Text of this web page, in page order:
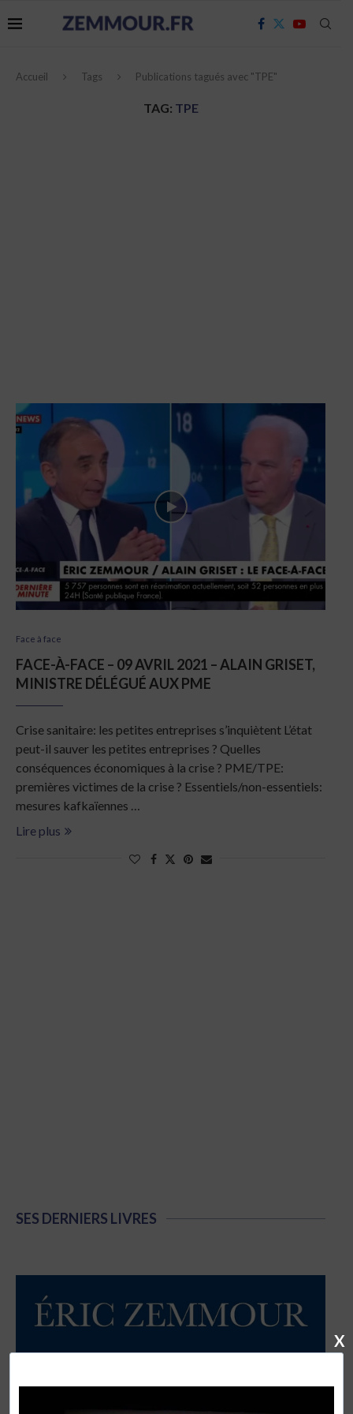
Accueil Tags Publications tagués avec "TPE"
TAG: TPE
Face à face
FACE-À-FACE – 09 AVRIL 2021 – ALAIN GRISET,
MINISTRE DÉLÉGUÉ AUX PME
Crise sanitaire: les petites entreprises s’inquiètent L’état
peut-il sauver les petites entreprises ? Quelles
conséquences économiques à la crise ? PME/TPE:
premières victimes de la crise ? Essentiels/non-essentiels:
mesures kafkaïennes …
Lire plus
SES DERNIERS LIVRES
X